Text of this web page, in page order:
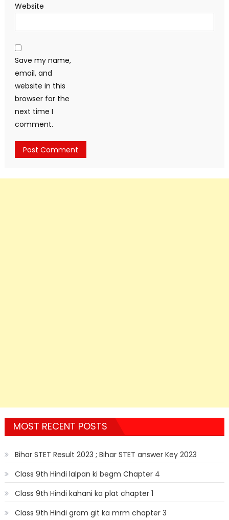
Website
Save my name,
email, and
website in this
browser for the
next time I
comment.
MOST RECENT POSTS
Bihar STET Result 2023 ; Bihar STET answer Key 2023
Class 9th Hindi lalpan ki begm Chapter 4
Class 9th Hindi kahani ka plat chapter 1
Class 9th Hindi gram git ka mrm chapter 3